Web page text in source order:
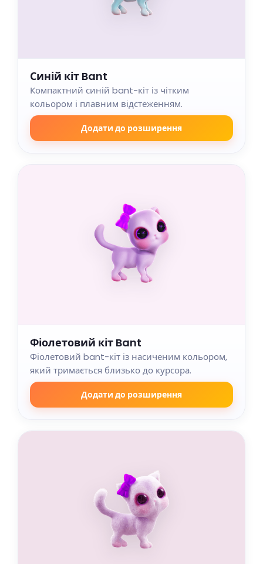
Синій кіт Bant
Компактний синій bant-кіт із чітким
кольором і плавним відстеженням.
Додати до розширення
Фіолетовий кіт Bant
Фіолетовий bant-кіт із насиченим кольором,
який тримається близько до курсора.
Додати до розширення